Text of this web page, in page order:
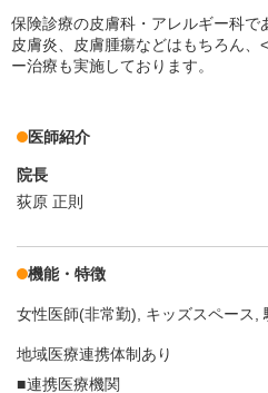
保険診療の皮膚科・アレルギー科で
皮膚炎、皮膚腫瘍などはもちろん
ー治療も実施しております。
医師紹介
院長
荻原 正則
機能・特徴
女性医師(非常勤) キッズスペース
地域医療連携体制あり
連携医療機関